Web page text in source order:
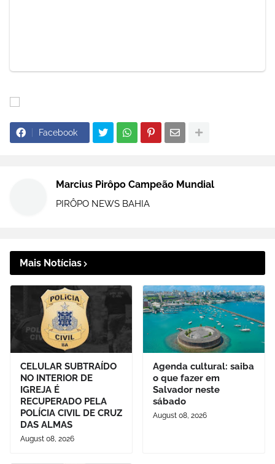
Facebook
Marcius Pirôpo Campeão Mundial
PIRÔPO NEWS BAHIA
Mais Notícias
CELULAR SUBTRAÍDO
NO INTERIOR DE
IGREJA É
RECUPERADO PELA
POLÍCIA CIVIL DE CRUZ
DAS ALMAS
August 08, 2026
Agenda cultural: saiba
o que fazer em
Salvador neste
sábado
August 08, 2026